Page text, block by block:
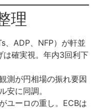
理
、ADP、NFP）が軒並
確実視。年内3回利下
測が円相場の振れ要因
安に同調。
ユーロの重し。ECBは